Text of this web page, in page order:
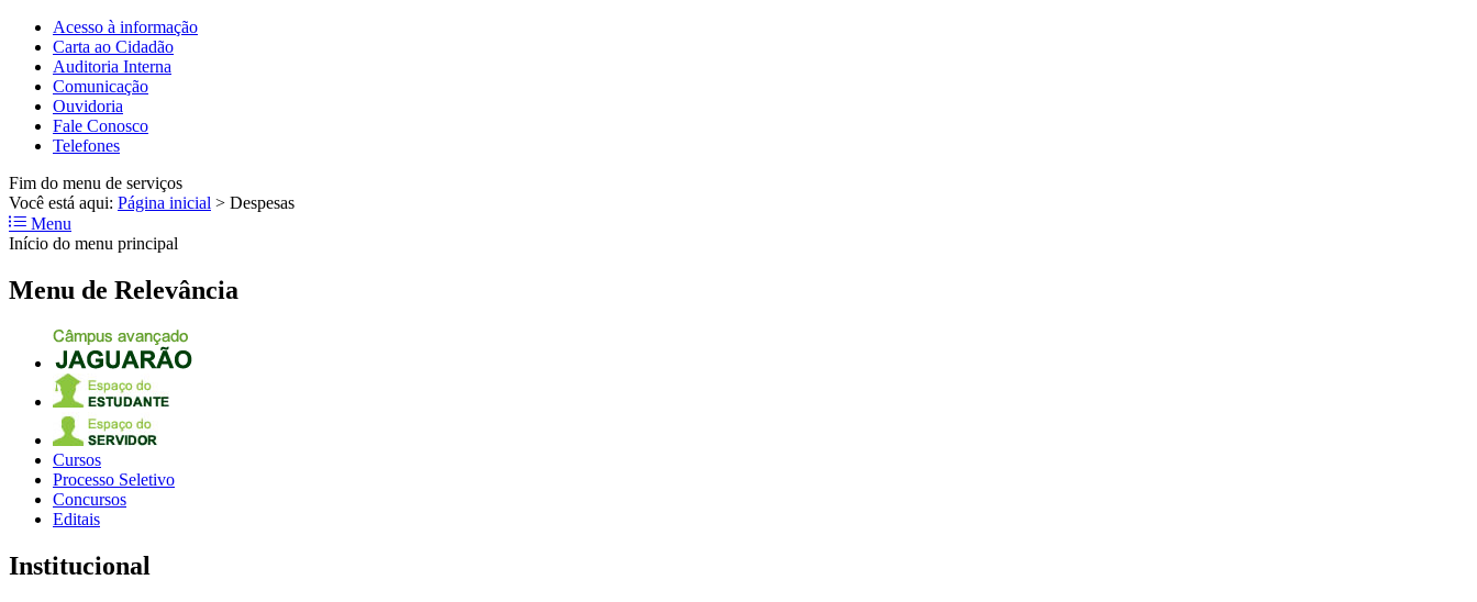
Acesso à informação
Carta ao Cidadão
Auditoria Interna
Comunicação
Ouvidoria
Fale Conosco
Telefones
Fim do menu de serviços
Você está aqui: Página inicial > Despesas
Menu
Início do menu principal
Menu de Relevância
Cursos
Processo Seletivo
Concursos
Editais
Institucional